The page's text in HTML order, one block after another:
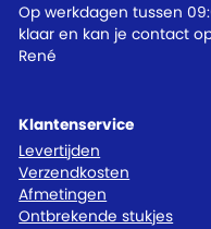
Klantenservice
Levertijden
Verzendkosten
Afmetingen
Ontbrekende stukjes
Op werkdagen tussen
klaar en kan je contact
René